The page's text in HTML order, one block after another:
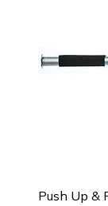
Push Up &